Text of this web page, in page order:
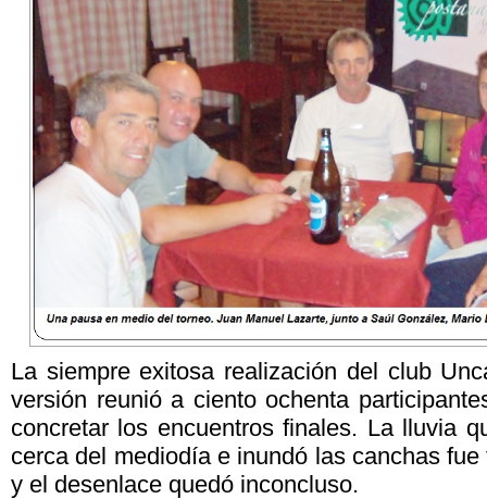
La siempre exitosa realización del club
versión reunió a ciento ochenta
concretar los encuentros finales. La lluvia
cerca del mediodía e inundó las canchas
y el desenlace quedó inconcluso.